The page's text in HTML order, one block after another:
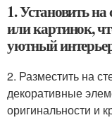
1. Установить
или картинок,
уютный
2. Разместить на
декоративные
оригинальности и